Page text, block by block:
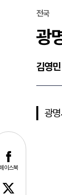
이스북
전국
광
김영
광